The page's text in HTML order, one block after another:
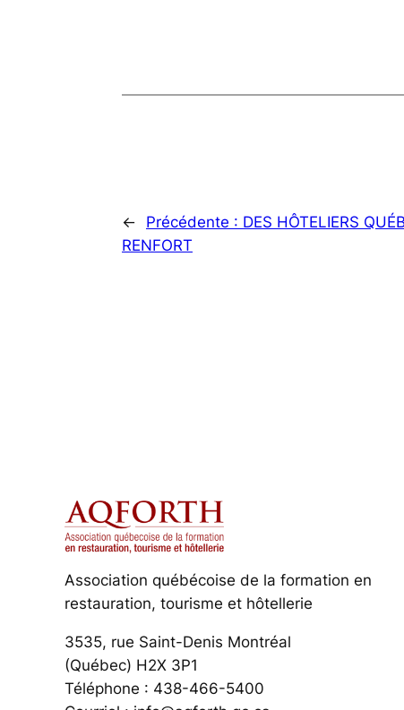
← Précédente : DES HÔTELIERS
RENFORT
Association québécoise de la formation en
restauration, tourisme et hôtellerie
3535, rue Saint-Denis Montréal
(Québec) H2X 3P1
Téléphone : 438-466-5400